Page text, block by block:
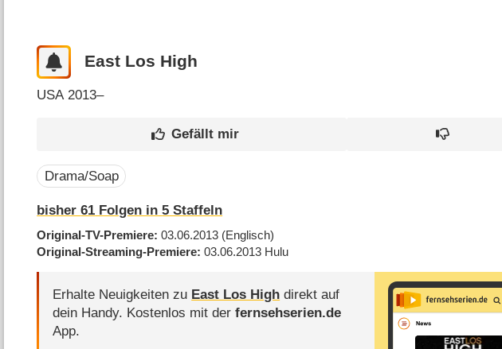
East Los High
USA 2013–
Drama/Soap
bisher61 Folgen in5 Staffeln
Original-TV-Premiere 03.06.2013 (Englisch)
Original-Streaming-Premiere 03.06.2013 Hulu
Erhalte Neuigkeiten zu East Los High direkt auf
dein Handy. Kostenlos mit derfernsehserien.de
App.